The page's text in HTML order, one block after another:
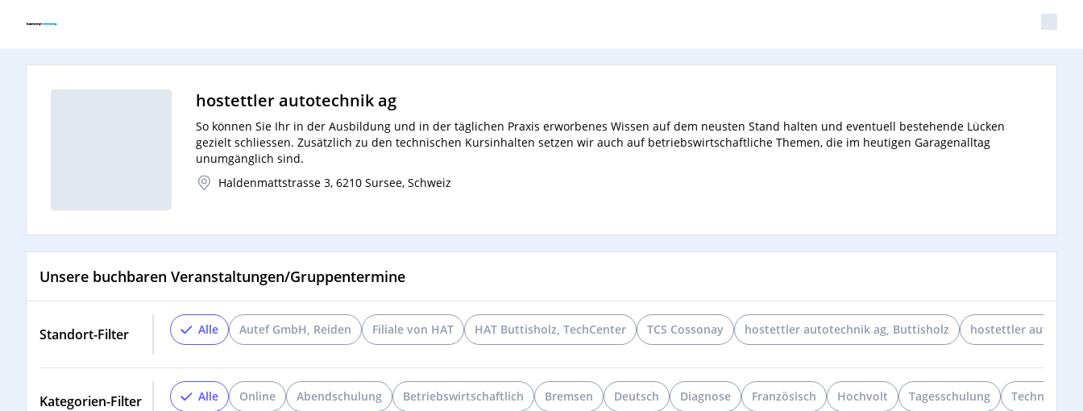
hostettler autotechnik ag
So können Sie Ihr in der Ausbildung und in der täglichen Praxis erworbenes Wissen auf dem neusten Stand halten und eventuell bestehende Lücken
gezielt schliessen. Zusätzlich zu den technischen Kursinhalten setzen wir auch auf betriebswirtschaftliche Themen, die im heutigen Garagenalltag
unumgänglich sind.
Haldenmattstrasse 3, 6210 Sursee, Schweiz
Unsere buchbaren Veranstaltungen/Gruppentermine
Standort-Filter Alle Autef GmbH, Reiden Filiale von HAT HAT Buttisholz, TechCenter TCS Cossonay hostettler autotechnik ag, Buttisholz hostettler
Kategorien-Filter Alle Online Abendschulung Betriebswirtschaftlich Bremsen Deutsch Diagnose Französisch Hochvolt Tagesschulung Technisch